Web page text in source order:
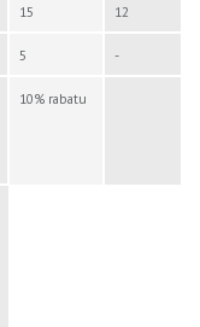
15 12
5 -
10% rabatu